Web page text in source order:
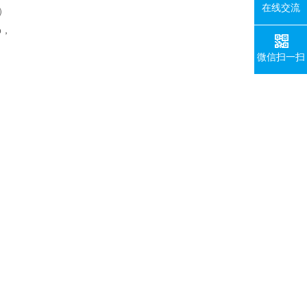
在线交流
微信扫一扫